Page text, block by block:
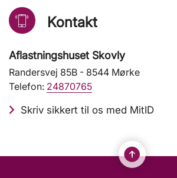
Kontakt
Aflastningshuset Skovly
Randersvej 85B - 8544 Mørke
Telefon: 24870765
Skriv sikkert til os med MitID